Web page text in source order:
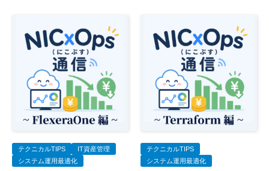
テクニカルTIPS
IT資産管理
システム運用最適化
テクニカルTIPS
システム運用最適化